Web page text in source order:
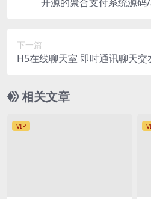
下一篇
H5在线聊天室 即时通讯聊天
相关文章
VIP